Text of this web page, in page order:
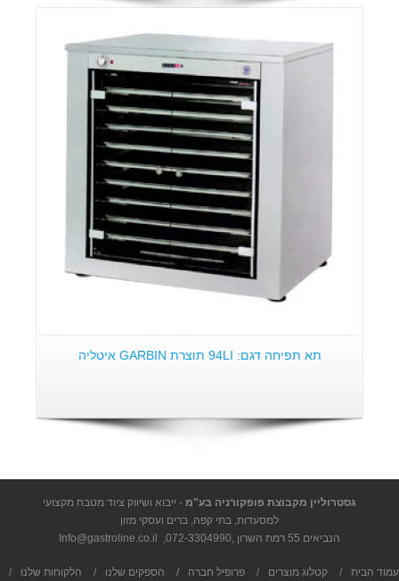
פרטים:
תא תפיחה דגם: 94LI תוצרת GARBIN איטליה
גסטרוליין מקבוצת פופקורניה בע"מ - ייבוא ושיווק ציוד מטבח מקצועי
למסעדות, בתי קפה, ברים ועסקי מזון
הנביאים 55 רמת השרון ,
072-3304990
Info@gastroline.co.il
עמוד הבית / קטלוג מוצרים / פרופיל חברה / הספקים שלנו / הלקוחות שלנו /